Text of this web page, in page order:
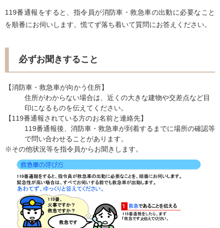
119番通報をすると、指令員が消防車・救急車の出動に必要なこと
を順番にお伺いします。慌てず落ち着いて質問にお答えください。
必ずお聞きすること
【消防車・救急車が向かう住所】
住所がわからない場合は、近くの大きな建物や交差点など目
印になるものを伝えてください。
【119番通報されている方のお名前と連絡先】
119番通報後、消防車・救急車が到着するまでに場所の確認等
で問い合わせることがあります。
※その他状況等を指令員からお聞きします。